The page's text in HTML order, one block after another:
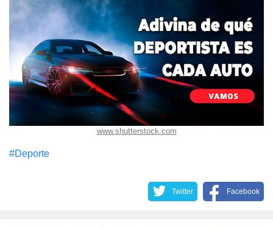
www.shutterstock.com
#Deporte
Twitter Facebook